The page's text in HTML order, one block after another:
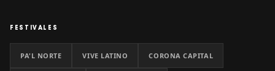
FESTIVALES
PA'L NORTE VIVE LATINO CORONA CAPITAL